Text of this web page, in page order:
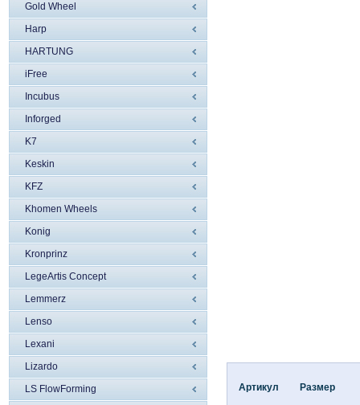
Gold Wheel
Harp
HARTUNG
iFree
Incubus
Inforged
K7
Keskin
KFZ
Khomen Wheels
Konig
Kronprinz
LegeArtis Concept
Lemmerz
Lenso
Lexani
Lizardo
LS FlowForming
Артикул Размер